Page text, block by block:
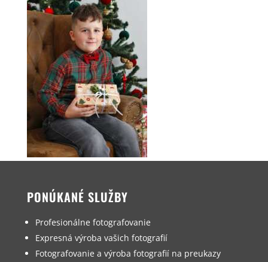
PONÚKANÉ SLUŽBY
Profesionálne fotografovanie
Expresná výroba vašich fotografií
Fotografovanie a výroba fotografií na preukazy